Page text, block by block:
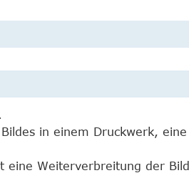
in einem Druckwerk,
eine Weiterverbreitung der